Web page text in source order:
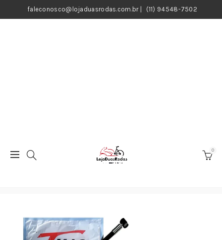
faleconosco@lojaduasrodas.com.br| (11) 94548-7502
0